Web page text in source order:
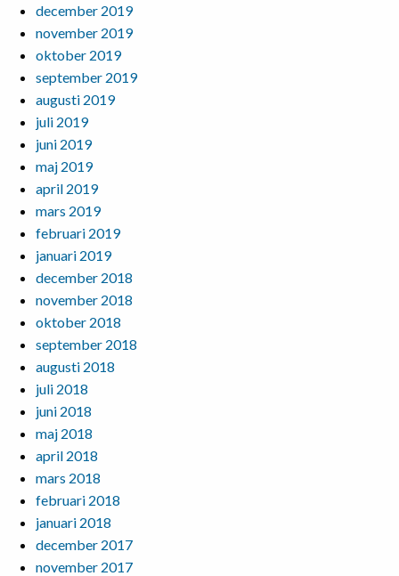
december 2019
november 2019
oktober 2019
september 2019
augusti 2019
juli 2019
juni 2019
maj 2019
april 2019
mars 2019
februari 2019
januari 2019
december 2018
november 2018
oktober 2018
september 2018
augusti 2018
juli 2018
juni 2018
maj 2018
april 2018
mars 2018
februari 2018
januari 2018
december 2017
november 2017